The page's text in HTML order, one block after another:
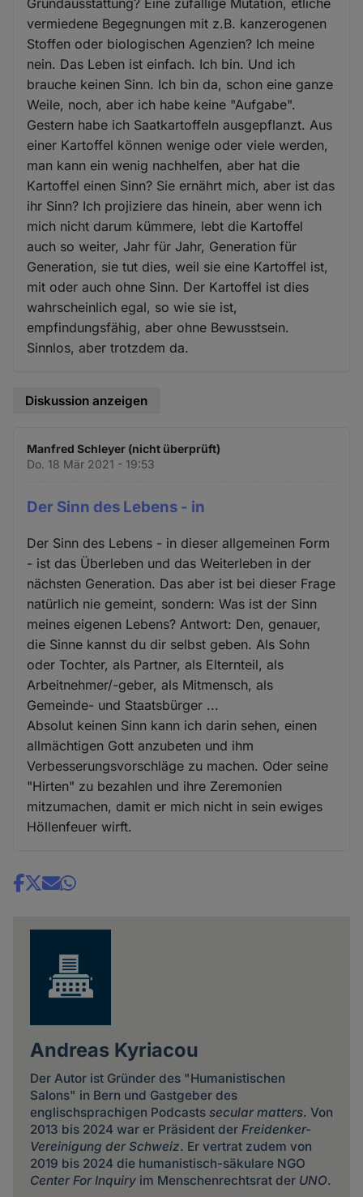
Grundausstattung? Eine zufällige Mutation, etliche
vermiedene Begegnungen mit z.B. kanzerogenen
Stoffen oder biologischen Agenzien? Ich meine
nein. Das Leben ist einfach. Ich bin. Und ich
brauche keinen Sinn. Ich bin da, schon eine ganze
Weile, noch, aber ich habe keine "Aufgabe".
Gestern habe ich Saatkartoffeln ausgepflanzt. Aus
einer Kartoffel können wenige oder viele werden,
man kann ein wenig nachhelfen, aber hat die
Kartoffel einen Sinn? Sie ernährt mich, aber ist das
ihr Sinn? Ich projiziere das hinein, aber wenn ich
mich nicht darum kümmere, lebt die Kartoffel
auch so weiter, Jahr für Jahr, Generation für
Generation, sie tut dies, weil sie eine Kartoffel ist,
mit oder auch ohne Sinn. Der Kartoffel ist dies
wahrscheinlich egal, so wie sie ist,
empfindungsfähig, aber ohne Bewusstsein.
Sinnlos, aber trotzdem da.
Diskussion anzeigen
Manfred Schleyer (nicht überprüft)
Do. 18 Mär 2021 - 19:53
Der Sinn des Lebens - in
Der Sinn des Lebens - in dieser allgemeinen Form
- ist das Überleben und das Weiterleben in der
nächsten Generation. Das aber ist bei dieser Frage
natürlich nie gemeint, sondern: Was ist der Sinn
meines eigenen Lebens? Antwort: Den, genauer,
die Sinne kannst du dir selbst geben. Als Sohn
oder Tochter, als Partner, als Elternteil, als
Arbeitnehmer/-geber, als Mitmensch, als
Gemeinde- und Staatsbürger ...
Absolut keinen Sinn kann ich darin sehen, einen
allmächtigen Gott anzubeten und ihm
Verbesserungsvorschläge zu machen. Oder seine
"Hirten" zu bezahlen und ihre Zeremonien
mitzumachen, damit er mich nicht in sein ewiges
Höllenfeuer wirft.
Share
Andreas Kyriacou
Der Autor ist Gründer des "Humanistischen
Salons" in Bern und Gastgeber des
englischsprachigen Podcasts secular matters. Von
2013 bis 2024 war er Präsident der Freidenker-
Vereinigung der Schweiz. Er vertrat zudem von
2019 bis 2024 die humanistisch-säkulare NGO
Center For Inquiryim Menschenrechtsrat der UNO.